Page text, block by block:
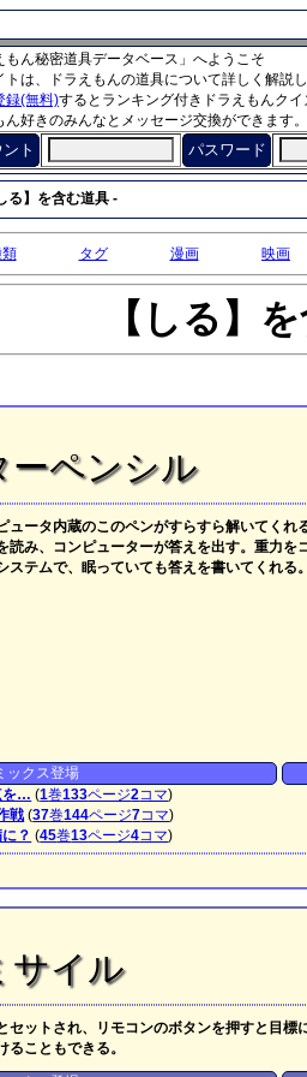
もん秘密道具データベース」へようこそ
トは、ドラえもんの道具について詳しく解説し
録(無料)するとランキング付きドラえもんクイ
ん好きのみんなとメッセージ交換ができます。
ト パスワード
る】を含む道具 -
タグ 漫画 映画
【しる】
ーペンシル
ュータ内蔵のこのペンがすらすら解いてくれ
読み、コンピューターが答えを出す。重力を
ステムで、眠っていても答えを書いてくれる。
ックス登場
を… (1巻133ページ2コマ)
戦 (37巻144ページ7コマ)
？ (45巻13ページ4コマ)
サイル
セットされ、リモコンのボタンを押すと目
ることもできる。